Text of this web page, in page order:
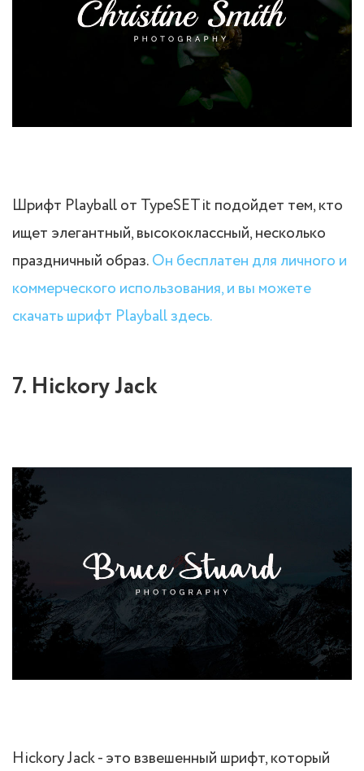
Шрифт Playball от TypeSETit подойдет тем, кто
ищет элегантный, высококлассный, несколько
праздничный образ.Он бесплатен для личного и
коммерческого использования, и вы можете
скачать шрифт Playball здесь.
7. Hickory Jack
Hickory Jack - это взвешенный шрифт, который